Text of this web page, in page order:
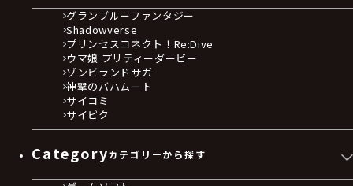
グランブルーファンタジー
Shadowverse
プリンセスコネクト！Re:Dive
ウマ娘 プリティーダービー
ゾンビランドサガ
神撃のバハムート
サイコミ
サイピク
Categoryカテゴリーから探す